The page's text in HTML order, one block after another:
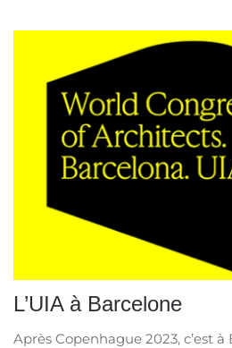
L’UIA à Barcelone
Après Copenhague 2023, c’est